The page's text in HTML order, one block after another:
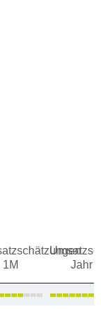
1M
Jahr